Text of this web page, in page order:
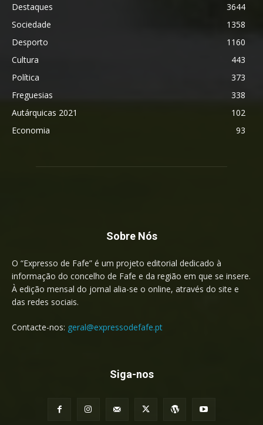
Destaques
3644
Sociedade
1358
Desporto
1160
Cultura
443
Política
373
Freguesias
338
Autárquicas 2021
102
Economia
93
Sobre Nós
O “Expresso de Fafe” é um projeto editorial dedicado à
informação do concelho de Fafe e da região em que se insere.
À edição mensal do jornal alia-se o online, através do site e
das redes sociais.
Contacte-nos: geral@expressodefafe.pt
Siga-nos